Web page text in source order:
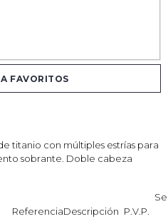
FAVORITOS
titanio con múltiples estrías para
sobrante. Doble cabeza
ReferenciaDescripción P.V.P.